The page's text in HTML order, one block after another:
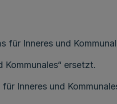
für Inneres und
ersetzt.
Inneres und